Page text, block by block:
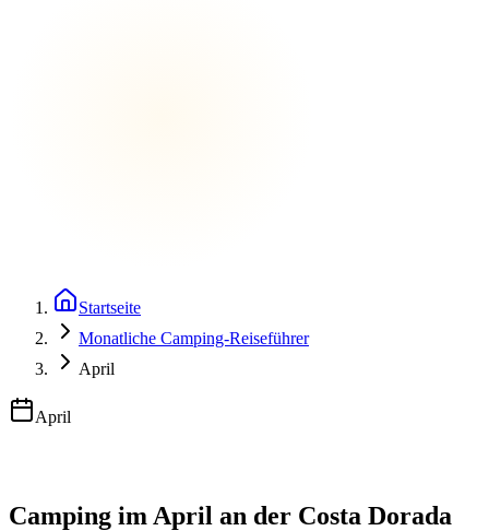
Startseite
Monatliche Camping-Reiseführer
April
April
Camping im April an der Costa Dorada